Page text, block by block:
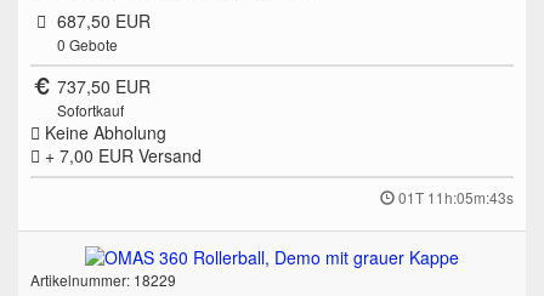
687,50 EUR
0 Gebote
737,50 EUR
Sofortkauf
Keine Abholung
+ 7,00 EUR Versand
01T 11h:05m:43s
Artikelnummer: 18229